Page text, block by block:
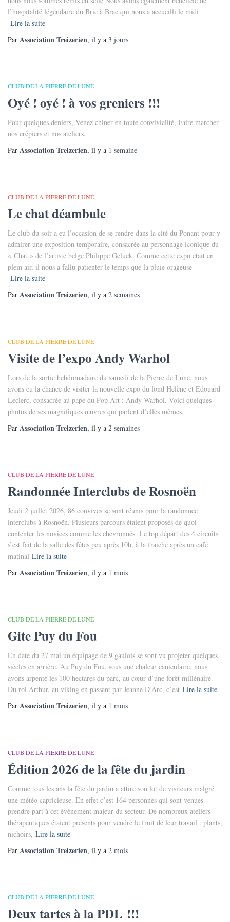
l’hospitalité légendaire du Bric à Brac qui nous a accueilli le midi
Lire la suite
Par Association Treizerien, il y a 3 jours
CLUB DE LA PIERRE DE LUNE
Oyé ! oyé ! à vos greniers !!!
Pour quelques deniers, Venez chiner en toute convivialité, Faire marcher
nos crêpiers et nos ateliers,
Par Association Treizerien, il y a 1 semaine
CLUB DE LA PIERRE DE LUNE
Le chat déambule
Le club du soir a eu l’occasion de se rendre dans la cité du Ponant pour y
admirer une exposition temporaire, consacrée au personnage iconique du
« Chat » de l’artiste belge Philippe Geluck. Comme cette expo était en
plein air, il nous a fallu patienter le temps que la pluie orageuse
Lire la suite
Par Association Treizerien, il y a 2 semaines
CLUB DE LA PIERRE DE LUNE
Visite de l’expo Andy Warhol
Lors de la sortie hebdomadaire du samedi de la Pierre de Lune, nous
avons eu la chance de visiter la nouvelle expo du fond Hélène et Edouard
Leclerc, consacrée au pape du Pop Art : Andy Warhol. Voici quelques
photos de ses magnifiques œuvres qui parlent d’elles mêmes.
Par Association Treizerien, il y a 2 semaines
CLUB DE LA PIERRE DE LUNE
Randonnée Interclubs de Rosnoën
Jeudi 2 juillet 2026, 86 convives se sont réunis pour la randonnée
interclubs à Rosnoën. Plusieurs parcours étaient proposés de quoi
contenter les novices comme les chevronnés. Le top départ des 4 circuits
s’est fait de la salle des fêtes peu après 10h, à la fraiche après un café
matinal Lire la suite
Par Association Treizerien, il y a 1 mois
CLUB DE LA PIERRE DE LUNE
Gite Puy du Fou
En date du 27 mai un équipage de 9 gaulois se sont vu projeter quelques
siècles en arrière. Au Puy du Fou, sous une chaleur caniculaire, nous
avons arpenté les 100 hectares du parc, au cœur d’une forêt millénaire.
Du roi Arthur, au viking en passant par Jeanne D’Arc, c’est Lire la suite
Par Association Treizerien, il y a 1 mois
CLUB DE LA PIERRE DE LUNE
Édition 2026 de la fête du jardin
Comme tous les ans la fête du jardin a attiré son lot de visiteurs malgré
une météo capricieuse. En effet c’est 164 personnes qui sont venues
prendre part à cet évènement majeur du secteur. De nombreux ateliers
thérapeutiques étaient présents pour vendre le fruit de leur travail : plants,
nichoirs, Lire la suite
Par Association Treizerien, il y a 2 mois
CLUB DE LA PIERRE DE LUNE
Deux tartes à la PDL !!!